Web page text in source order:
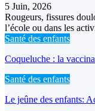
5 Juin, 2026
Rougeurs, fissures
l’école ou dans les
Santé des enfants
Coqueluche : la
Santé des enfants
Le jeûne des enfants: